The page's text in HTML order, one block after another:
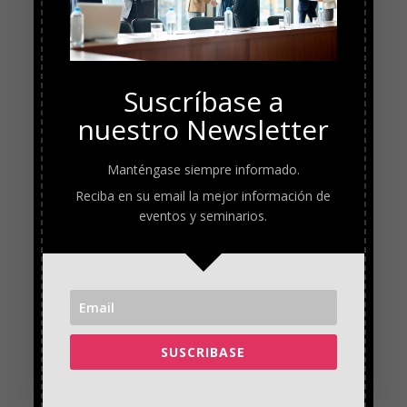
Suscríbase a
nuestro Newsletter
Manténgase siempre informado.
Reciba en su email la mejor información de
eventos y seminarios.
SUSCRIBASE